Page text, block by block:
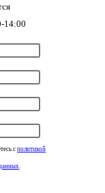
14:00
с политикой